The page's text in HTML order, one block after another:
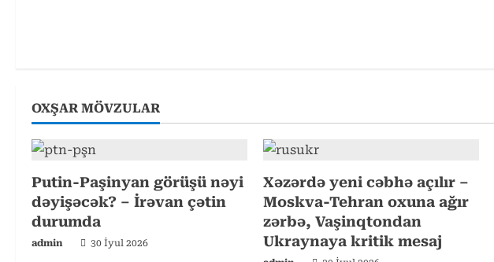
n
e
R
e
OXŞAR MÖVZULAR
Putin-Paşinyan görüşü nəyi
dəyişəcək? – İrəvan çətin
durumda
admin 30 İyul 2026
Xəzərdə yeni cəbhə açılır –
Moskva-Tehran oxuna ağır
zərbə, Vaşinqtondan
Ukraynaya kritik mesaj